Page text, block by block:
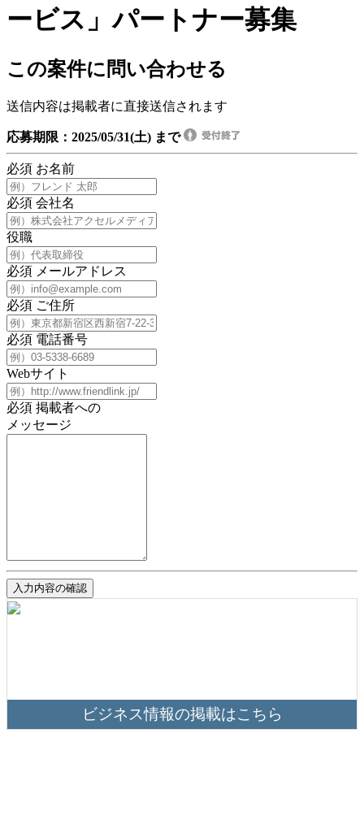
ービス」パートナー募集
この案件に問い合わせる
送信内容は掲載者に直接送信されます
応募期限：2025/05/31(土) まで
必須 お名前
必須 会社名
役職
必須 メールアドレス
必須 ご住所
必須 電話番号
Webサイト
必須 掲載者への
メッセージ
入力内容の確認
ビジネス情報の掲載はこちら